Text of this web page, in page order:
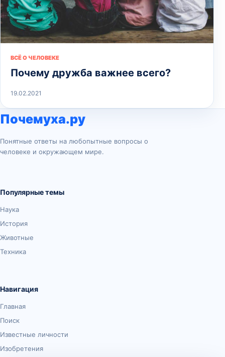
ВСЁ О ЧЕЛОВЕКЕ
Почему дружба важнее всего?
19.02.2021
Почемуха.ру
Понятные ответы на любопытные вопросы о
человеке и окружающем мире.
Популярные темы
Наука
История
Животные
Техника
Навигация
Главная
Поиск
Известные личности
Изобретения